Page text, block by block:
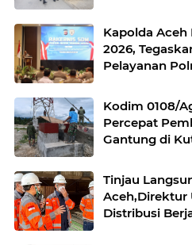
Kapolda Aceh
2026,
Pelayanan
Kodim 0108/
Percepat
Gantung di
Tinjau
Aceh,Direktur
Distribusi